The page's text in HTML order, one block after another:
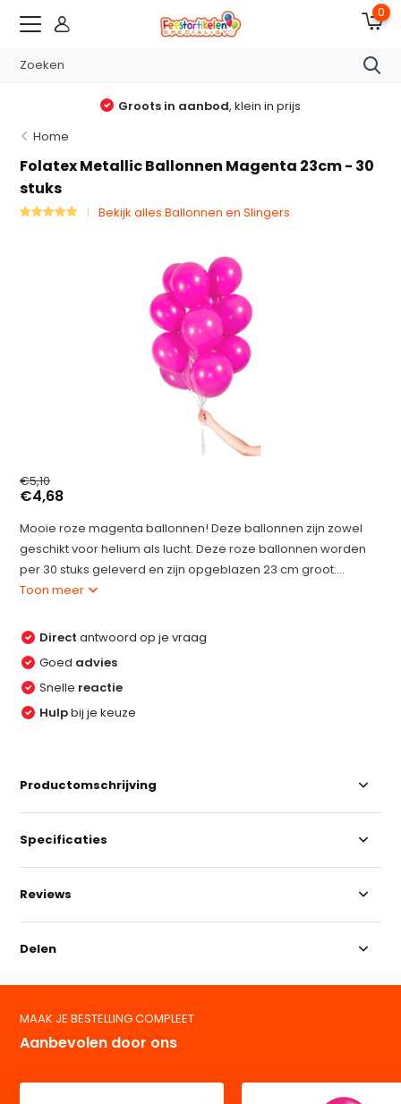
0
Groots in aanbod, klein in prijs
Home
Folatex Metallic Ballonnen Magenta 23cm - 30
stuks
Bekijk alles Ballonnen en Slingers
€5,10
€4,68
Mooie roze magenta ballonnen! Deze ballonnen zijn zowel
geschikt voor helium als lucht. Deze roze ballonnen worden
per 30 stuks geleverd en zijn opgeblazen 23 cm groot....
Toon meer
Direct antwoord op je vraag
Goed advies
Snelle reactie
Hulpbij je keuze
Productomschrijving
Specificaties
Reviews
Delen
MAAK JE BESTELLING COMPLEET
Aanbevolen door ons